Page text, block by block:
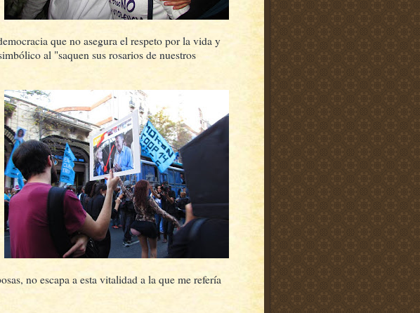
que no asegura el respeto por la vida y
al "saquen sus rosarios de nuestros
no escapa a esta vitalidad a la que me refería